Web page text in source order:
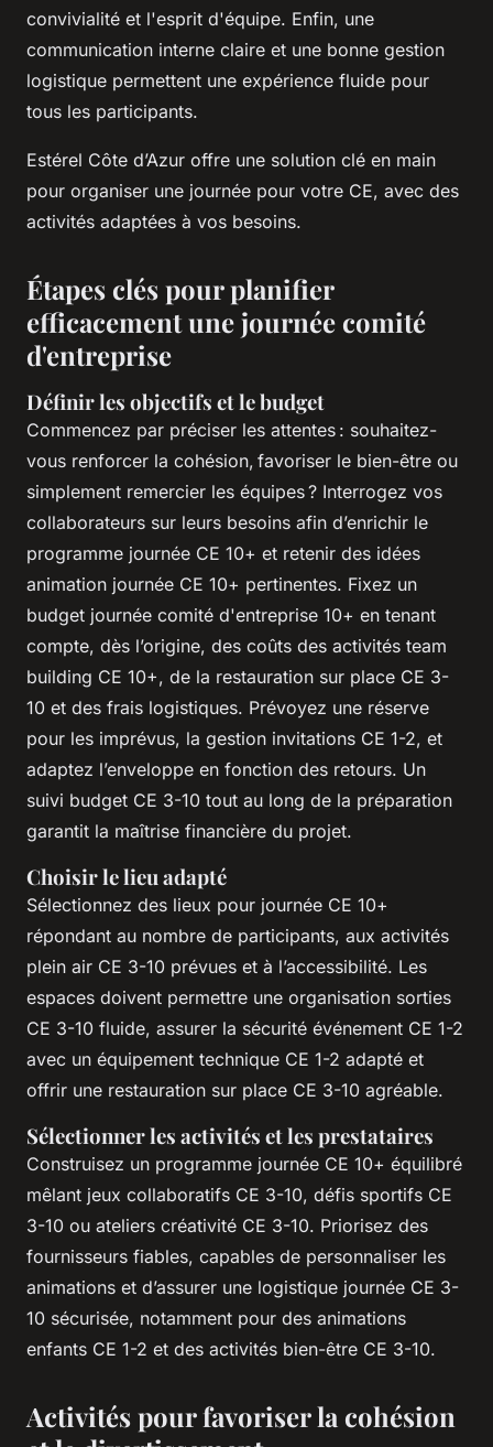
convivialité et l'esprit d'équipe. Enfin, une
communication interne claire et une bonne gestion
logistique permettent une expérience fluide pour
tous les participants.
Estérel Côte d’Azur offre une solution clé en main
pour organiser une journée pour votre CE, avec des
activités adaptées à vos besoins.
Étapes clés pour planifier
efficacement une journée comité
d'entreprise
Définir les objectifs et le budget
Commencez par préciser les attentes : souhaitez-
vous renforcer la cohésion, favoriser le bien-être ou
simplement remercier les équipes ? Interrogez vos
collaborateurs sur leurs besoins afin d’enrichir le
programme journée CE 10+ et retenir des idées
animation journée CE 10+ pertinentes. Fixez un
budget journée comité d'entreprise 10+ en tenant
compte, dès l’origine, des coûts des activités team
building CE 10+, de la restauration sur place CE 3-
10 et des frais logistiques. Prévoyez une réserve
pour les imprévus, la gestion invitations CE 1-2, et
adaptez l’enveloppe en fonction des retours. Un
suivi budget CE 3-10 tout au long de la préparation
garantit la maîtrise financière du projet.
Choisir le lieu adapté
Sélectionnez des lieux pour journée CE 10+
répondant au nombre de participants, aux activités
plein air CE 3-10 prévues et à l’accessibilité. Les
espaces doivent permettre une organisation sorties
CE 3-10 fluide, assurer la sécurité événement CE 1-2
avec un équipement technique CE 1-2 adapté et
offrir une restauration sur place CE 3-10 agréable.
Sélectionner les activités et les prestataires
Construisez un programme journée CE 10+ équilibré
mêlant jeux collaboratifs CE 3-10, défis sportifs CE
3-10 ou ateliers créativité CE 3-10. Priorisez des
fournisseurs fiables, capables de personnaliser les
animations et d’assurer une logistique journée CE 3-
10 sécurisée, notamment pour des animations
enfants CE 1-2 et des activités bien-être CE 3-10.
Activités pour favoriser la cohésion